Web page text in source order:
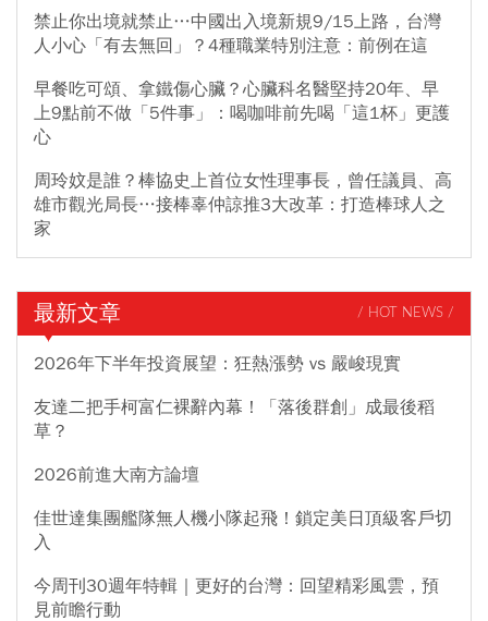
禁止你出境就禁止…中國出入境新規9/15上路，台灣
人小心「有去無回」？4種職業特別注意：前例在這
早餐吃可頌、拿鐵傷心臟？心臟科名醫堅持20年、早
上9點前不做「5件事」：喝咖啡前先喝「這1杯」更護
心
周玲妏是誰？棒協史上首位女性理事長，曾任議員、高
雄市觀光局長…接棒辜仲諒推3大改革：打造棒球人之
家
最新文章 / HOT NEWS /
2026年下半年投資展望：狂熱漲勢 vs 嚴峻現實
友達二把手柯富仁裸辭內幕！「落後群創」成最後稻
草？
2026前進大南方論壇
佳世達集團艦隊無人機小隊起飛！鎖定美日頂級客戶切
入
今周刊30週年特輯｜更好的台灣：回望精彩風雲，預
見前瞻行動